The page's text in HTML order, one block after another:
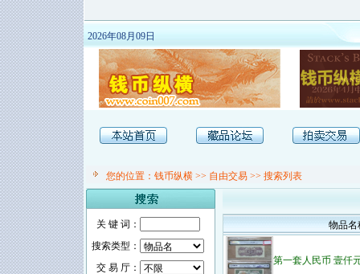
2026年08月09日
您的位置： 钱币纵横>> 自由交易>> 搜索列表
关 键 词：
搜索类型：
交 易 厅：
物品名
第一套人民币 壹仟